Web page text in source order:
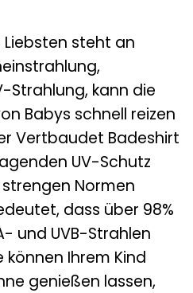
Liebsten steht an
Strahlung, kann die
Babys schnell reizen
Vertbaudet Badeshirt
UV-Schutz
Normen
dass über 98%
und UVB-Strahlen
können Ihrem Kind
genießen lassen,